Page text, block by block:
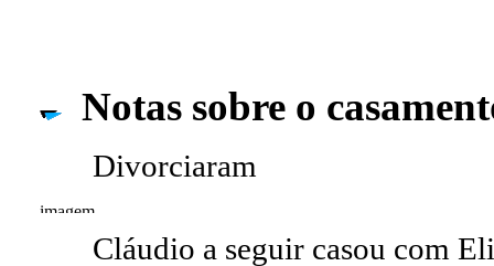
Notas sobre o
Divorciaram
Cláudio a seguir casou com